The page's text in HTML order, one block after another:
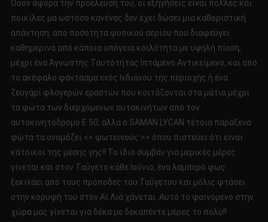
Όσον αφορά την προέλευσή του, οι εξηγήσεις είναι πολλές και
ποικίλες μα ωστόσο κανένας δεν έχει δώσει μια καθοριστική
απάντηση: από ποσότητα φυσικού αερίου που διαφεύγει
καθημερινά από κάποια υπόγεια κοιλότητα με υψηλή πίεση,
μέχρι ένα Άγνωστης Ταυτότητας Ιπτάμενο Αντικείμενο, και από
το ακέφαλο φάντασμα ενός Ινδιάνου της περιοχής ή ένα
ζευγάρι φλογερών εραστών που κοιτάζονται στα μάτια μέχρι
τα φώτα των διερχόμενων αυτοκινήτων από τον
αυτοκινητόδρομο Ε 50, αλλά ο SAMAN LYCAN τέτοια παράξενα
φώτα τα ονομάζει << φωτεινούς >> όπου πιστεύει ότι είναι
κάτοικοι της μέσης γης!! Το ίδιο συμβάν για μερικές μέρες
γίνεται και στον Ταΰγετο κάθε Ιούνιο, ένα λαμπερό φως
ξεκινάει από τους πρόποδες του Ταΰγετου και μόλις φτάσει
στην κορυφή του στον Αϊ Λιά χάνεται. Αυτό το φαινόμενο στην
χώρα μας γίνεται για δέκα με δεκαπέντε μέρες το πολύ!!